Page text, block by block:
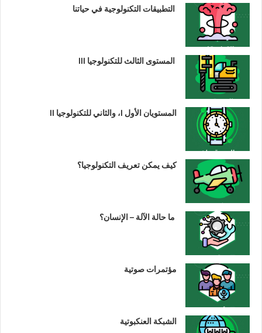
التطبيقات التكنولوجية في حياتنا
المستوى الثالث للتكنولوجيا III
المستويان الأول I، والثاني للتكنولوجيا II
كيف يمكن تعريف التكنولوجيا؟
ما حالة الآلة – الإنسان؟
مؤتمرات صوتية
الشبكة العنكبوتية